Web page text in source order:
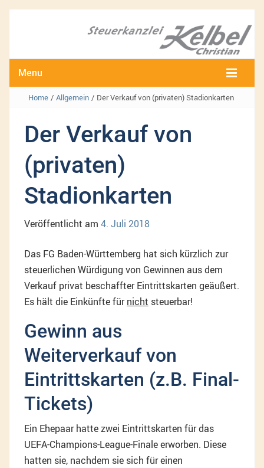
Menu
Home / Allgemein / Der Verkauf von (privaten) Stadionkarten
Der Verkauf von
(privaten)
Stadionkarten
Veröffentlicht am 4. Juli 2018
Das FG Baden-Württemberg hat sich kürzlich zur
steuerlichen Würdigung von Gewinnen aus dem
Verkauf privat beschaffter Eintrittskarten geäußert.
Es hält die Einkünfte fürnicht steuerbar!
Gewinn aus
Weiterverkauf von
Eintrittskarten (z.B. Final-
Tickets)
Ein Ehepaar hatte zwei Eintrittskarten für das
UEFA-Champions-League-Finale erworben. Diese
hatten sie, nachdem sie sich für einen